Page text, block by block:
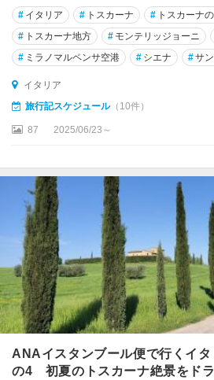
チ
ェ
フ
ァ
チ
ビ
チ
ア
チ
ン
エ
・
# イタリア # トスカーナ # トスカーナ
# トスカーナ地方 # モンテリッジョーニ
# ミラノマルペンサ空港 # シエナ #サ
イタリア
旅行記スケジュール（10件）
87 2025/06/23～
ANAイスタンブール便で行くイ
の4 初夏のトスカーナ絶景をド